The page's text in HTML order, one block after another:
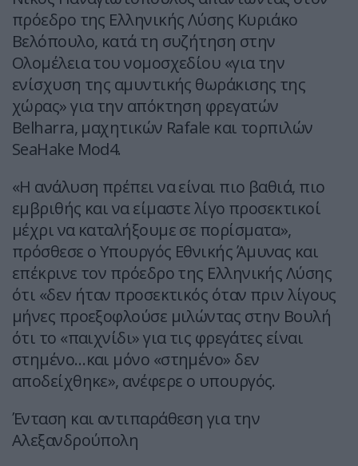
πρόεδρο της Ελληνικής Λύσης Κυριάκο
Βελόπουλο, κατά τη συζήτηση στην
Ολομέλεια του νομοσχεδίου «για την
ενίσχυση της αμυντικής θωράκισης της
χώρας» για την απόκτηση φρεγατών
Belharra, μαχητικών Rafale και τορπιλών
SeaHake Mod4.
«H ανάλυση πρέπει να είναι πιο βαθιά, πιο
εμβριθής και να είμαστε λίγο προσεκτικοί
μέχρι να καταλήξουμε σε πορίσματα»,
πρόσθεσε ο Υπουργός Εθνικής Άμυνας και
επέκρινε τον πρόεδρο της Ελληνικής Λύσης
ότι «δεν ήταν προσεκτικός όταν πριν λίγους
μήνες προεξοφλούσε μιλώντας στην Βουλή
ότι το «παιχνίδι» για τις φρεγάτες είναι
στημένο…και μόνο «στημένο» δεν
αποδείχθηκε», ανέφερε ο υπουργός.
Ένταση και αντιπαράθεση για την
Αλεξανδρούπολη